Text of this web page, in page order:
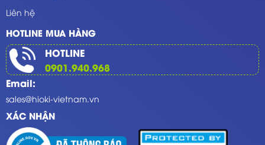
Liên hệ
HOTLINE MUA HÀNG
HOTLINE
0901.940.968
Email:
sales@hioki-vietnam.vn
XÁC NHẬN